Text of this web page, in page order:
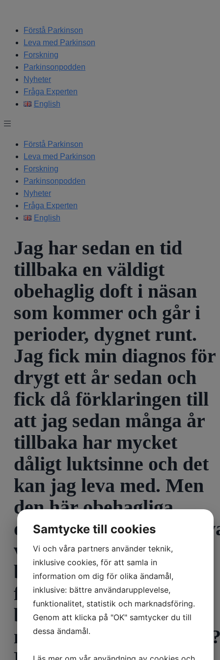
innehåll
Förstå Parkinson
Leva med Parkinson
Forskning
Parkinsonpodden
Nyheter
Fråga Experten
English
Förstå Parkinson
Leva med Parkinson
Forskning
Parkinsonpodden
Nyheter
Fråga Experten
English
Jag har sedan en tid
tillbaka en väldigt
obehaglig doft i näsan
som kommer och går i
perioder, dygnet runt.
Jag fick min diagnos för
drygt ett år sedan och
fick då förklaringen till
att jag sedan många år
tillbaka har mycket
dåligt luktsinne och det
kan jag leva med. Men
den här obehagliga
doften (svårt att
vad det luktar men typ
bränt gummi) är
fruktansvärt
besvärande. Kan det ha
med Parkinson att
Samtycke till cookies
Vi och våra partners använder teknik,
inklusive cookies, för att samla in
information om dig för olika ändamål,
inklusive: bättre användarupplevelse,
funktionalitet, statistik och marknadsföring.
Genom att klicka på "OK" samtycker du till
dessa ändamål.